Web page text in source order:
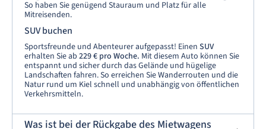
So haben Sie genügend Stauraum und Platz für alle
Mitreisenden.
SUV buchen
Sportsfreunde und Abenteurer aufgepasst! Einen SUV
erhalten Sie ab 229 € pro Woche. Mit diesem Auto können Sie
entspannt und sicher durch das Gelände und hügelige
Landschaften fahren. So erreichen Sie Wanderrouten und die
Natur rund um Kiel schnell und unabhängig von öffentlichen
Verkehrsmitteln.
Was ist bei der Rückgabe des Mietwagens